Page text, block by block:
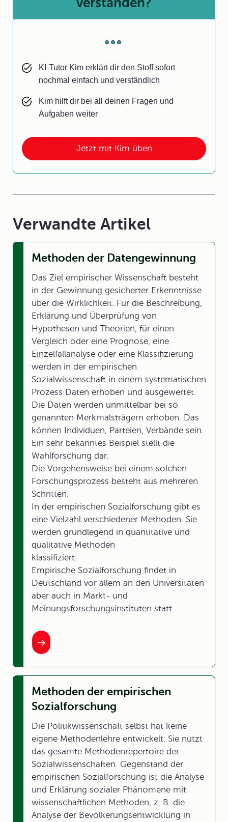
Jetzt mit Kim üben
KI-Tutor Kim erklärt dir den Stoff sofort
nochmal einfach und verständlich
Kim hilft dir bei all deinen Fragen und
Aufgaben weiter
Verwandte Artikel
Methoden der Datengewinnung
Das Ziel empirischer Wissenschaft besteht
in der Gewinnung gesicherter Erkenntnisse
über die Wirklichkeit. Für die Beschreibung,
Erklärung und Überprüfung von
Hypothesen und Theorien, für einen
Vergleich oder eine Prognose, eine
Einzelfallanalyse oder eine Klassifizierung
werden in der empirischen
Sozialwissenschaft in einem systematischen
Prozess Daten erhoben und ausgewertet.
Die Daten werden unmittelbar bei so
genannten Merkmalsträgern erhoben. Das
können Individuen, Parteien, Verbände sein.
Ein sehr bekanntes Beispiel stellt die
Wahlforschung dar.
Die Vorgehensweise bei einem solchen
Forschungsprozess besteht aus mehreren
Schritten.
In der empirischen Sozialforschung gibt es
eine Vielzahl verschiedener Methoden. Sie
werden grundlegend in quantitative und
qualitative Methoden
Empirische Sozialforschung findet in
Deutschland vor allem an den Universitäten
aber auch in Markt- und
Meinungsforschungsinstituten statt.
Methoden der empirischen
Sozialforschung
Die Politikwissenschaft selbst hat keine
eigene Methodenlehre entwickelt. Sie nutzt
das gesamte Methodenrepertoire der
Sozialwissenschaften. Gegenstand der
empirischen Sozialforschung ist die Analyse
und Erklärung sozialer Phänomene mit
wissenschaftlichen Methoden, z. B. die
Analyse der Bevölkerungsentwicklung in